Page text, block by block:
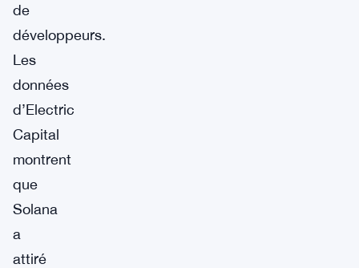
de
développeurs.
Les
données
d’Electric
Capital
montrent
que
Solana
a
attiré